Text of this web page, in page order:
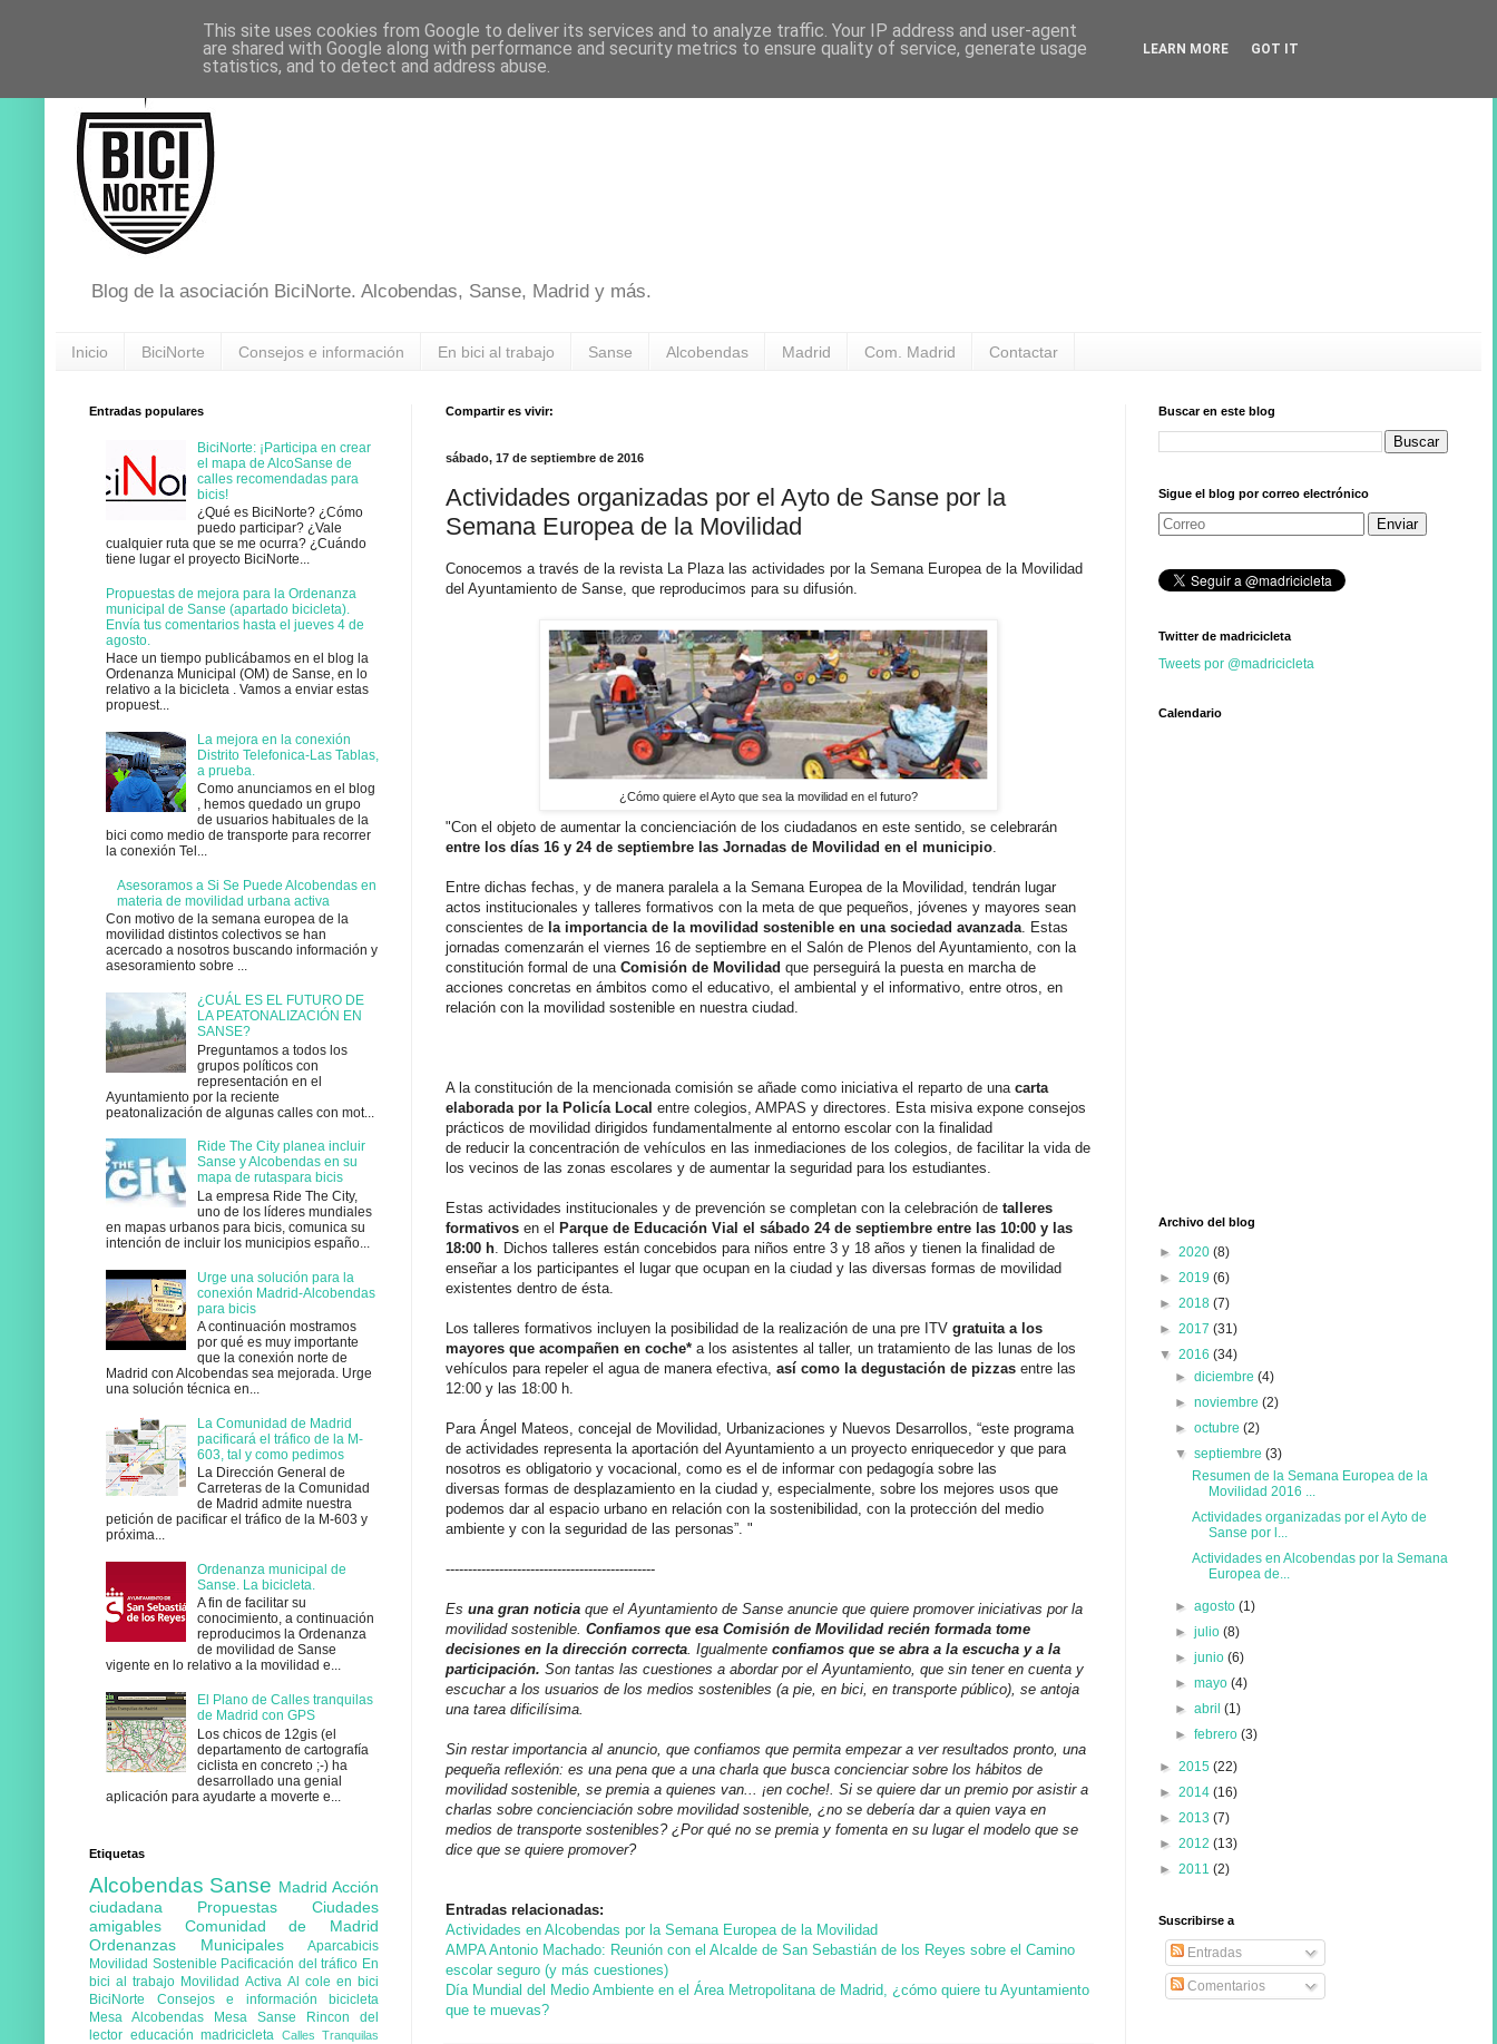
Blog de la asociación BiciNorte. Alcobendas, Sanse, Madrid y más.
Inicio BiciNorte Consejos e información En bici al trabajo Sanse Alcobendas Madrid Com. Madrid Contactar
Compartir es vivir:
sábado, 17 de septiembre de 2016
Actividades organizadas por el Ayto de Sanse por la
Semana Europea de la Movilidad
Conocemos a través de la revista La Plaza las actividades por la Semana Europea de la Movilidad
del Ayuntamiento de Sanse, que reproducimos para su difusión.
¿Cómo quiere el Ayto que sea la movilidad en el futuro?
"Con el objeto de aumentar la concienciación de los ciudadanos en este sentido, se celebrarán
entre los días 16 y 24 de septiembre las Jornadas de Movilidad en el municipio.
Entre dichas fechas, y de manera paralela a la Semana Europea de la Movilidad, tendrán lugar
actos institucionales y talleres formativos con la meta de que pequeños, jóvenes y mayores sean
conscientes de la importancia de la movilidad sostenible en una sociedad avanzada. Estas
jornadas comenzarán el viernes 16 de septiembre en el Salón de Plenos del Ayuntamiento, con la
constitución formal de una Comisión de Movilidad que perseguirá la puesta en marcha de
acciones concretas en ámbitos como el educativo, el ambiental y el informativo, entre otros, en
relación con la movilidad sostenible en nuestra ciudad.
A la constitución de la mencionada comisión se añade como iniciativa el reparto de una carta
elaborada por la Policía Local entre colegios, AMPAS y directores. Esta misiva expone consejos
prácticos de movilidad dirigidos fundamentalmente al entorno escolar con la finalidad
de reducir la concentración de vehículos en las inmediaciones de los colegios, de facilitar la vida de
los vecinos de las zonas escolares y de aumentar la seguridad para los estudiantes.
Estas actividades institucionales y de prevención se completan con la celebración de talleres
formativos en el Parque de Educación Vial el sábado 24 de septiembre entre las 10:00 y las
18:00 h. Dichos talleres están concebidos para niños entre 3 y 18 años y tienen la finalidad de
enseñar a los participantes el lugar que ocupan en la ciudad y las diversas formas de movilidad
existentes dentro de ésta.
Los talleres formativos incluyen la posibilidad de la realización de una pre ITV gratuita a los
mayores que acompañen en coche* a los asistentes al taller, un tratamiento de las lunas de los
vehículos para repeler el agua de manera efectiva, así como la degustación de pizzas entre las
12:00 y las 18:00 h.
Para Ángel Mateos, concejal de Movilidad, Urbanizaciones y Nuevos Desarrollos, “este programa
de actividades representa la aportación del Ayuntamiento a un proyecto enriquecedor y que para
nosotros es obligatorio y vocacional, como es el de informar con pedagogía sobre las
diversas formas de desplazamiento en la ciudad y, especialmente, sobre los mejores usos que
podemos dar al espacio urbano en relación con la sostenibilidad, con la protección del medio
ambiente y con la seguridad de las personas”. "
-----------------------------------------------
Es una gran noticia que el Ayuntamiento de Sanse anuncie que quiere promover iniciativas por la
movilidad sostenible. Confiamos que esa Comisión de Movilidad recién formada tome
decisiones en la dirección correcta. Igualmente confiamos que se abra a la escucha y a la
participación. Son tantas las cuestiones a abordar por el Ayuntamiento, que sin tener en cuenta y
escuchar a los usuarios de los medios sostenibles (a pie, en bici, en transporte público), se antoja
una tarea dificilísima.
Sin restar importancia al anuncio, que confiamos que permita empezar a ver resultados pronto, una
pequeña reflexión: es una pena que a una charla que busca concienciar sobre los hábitos de
movilidad sostenible, se premia a quienes van... ¡en coche!. Si se quiere dar un premio por asistir a
charlas sobre concienciación sobre movilidad sostenible, ¿no se debería dar a quien vaya en
medios de transporte sostenibles? ¿Por qué no se premia y fomenta en su lugar el modelo que se
dice que se quiere promover?
Entradas relacionadas:
Actividades en Alcobendas por la Semana Europea de la Movilidad
AMPA Antonio Machado: Reunión con el Alcalde de San Sebastián de los Reyes sobre el Camino
escolar seguro (y más cuestiones)
Día Mundial del Medio Ambiente en el Área Metropolitana de Madrid, ¿cómo quiere tu Ayuntamiento
que te muevas?
Entradas populares
BiciNorte: ¡Participa en crear
el mapa de AlcoSanse de
calles recomendadas para
bicis!
¿Qué es BiciNorte? ¿Cómo
puedo participar? ¿Vale
cualquier ruta que se me ocurra? ¿Cuándo
tiene lugar el proyecto BiciNorte...
Propuestas de mejora para la Ordenanza
municipal de Sanse (apartado bicicleta).
Envía tus comentarios hasta el jueves 4 de
agosto.
Hace un tiempo publicábamos en el blog la
Ordenanza Municipal (OM) de Sanse, en lo
relativo a la bicicleta . Vamos a enviar estas
propuest...
La mejora en la conexión
Distrito Telefonica-Las Tablas,
a prueba.
Como anunciamos en el blog
, hemos quedado un grupo
de usuarios habituales de la
bici como medio de transporte para recorrer
la conexión Tel...
Asesoramos a Si Se Puede Alcobendas en
materia de movilidad urbana activa
Con motivo de la semana europea de la
movilidad distintos colectivos se han
acercado a nosotros buscando información y
asesoramiento sobre ...
¿CUÁL ES EL FUTURO DE
LA PEATONALIZACIÓN EN
SANSE?
Preguntamos a todos los
grupos políticos con
representación en el
Ayuntamiento por la reciente
peatonalización de algunas calles con mot...
Ride The City planea incluir
Sanse y Alcobendas en su
mapa de rutaspara bicis
La empresa Ride The City,
uno de los líderes mundiales
en mapas urbanos para bicis, comunica su
intención de incluir los municipios españo...
Urge una solución para la
conexión Madrid-Alcobendas
para bicis
A continuación mostramos
por qué es muy importante
que la conexión norte de
Madrid con Alcobendas sea mejorada. Urge
una solución técnica en...
La Comunidad de Madrid
pacificará el tráfico de la M-
603, tal y como pedimos
La Dirección General de
Carreteras de la Comunidad
de Madrid admite nuestra
petición de pacificar el tráfico de la M-603 y
próxima...
Ordenanza municipal de
Sanse. La bicicleta.
A fin de facilitar su
conocimiento, a continuación
reproducimos la Ordenanza
de movilidad de Sanse
vigente en lo relativo a la movilidad e...
El Plano de Calles tranquilas
de Madrid con GPS
Los chicos de 12gis (el
departamento de cartografía
ciclista en concreto ;-) ha
desarrollado una genial
aplicación para ayudarte a moverte e...
Etiquetas
Alcobendas Sanse Madrid Acción
ciudadana
Propuestas
Ciudades
amigables
Comunidad de Madrid
Ordenanzas Municipales
Aparcabicis
Movilidad Sostenible Pacificación del tráfico En
bici al trabajo Movilidad Activa Al cole en bici
BiciNorte
Consejos e información
bicicleta
Mesa Alcobendas
Mesa Sanse
Rincon del
lector educación madricicleta Calles Tranquilas
Buscar en este blog
Sigue el blog por correo electrónico
Twitter de madricicleta
Tweets por @madricicleta
Calendario
Archivo del blog
► 2020 (8)
► 2019 (6)
► 2018 (7)
► 2017 (31)
▼ 2016 (34)
►diciembre(4)
►noviembre(2)
►octubre(2)
▼septiembre(3)
Resumen de la Semana Europea de la
Movilidad 2016 ...
Actividades organizadas por el Ayto de
Sanse por l...
Actividades en Alcobendas por la Semana
Europea de...
►agosto(1)
►julio(8)
►junio(6)
►mayo(4)
►abril(1)
►febrero(3)
► 2015 (22)
► 2014 (16)
► 2013 (7)
► 2012 (13)
► 2011 (2)
Suscribirse a
Entradas
Comentarios
This site uses cookies from Google to deliver its services and to analyze traffic. Your IP address and user-agent
are shared with Google along with performance and security metrics to ensure quality of service, generate usage
statistics, and to detect and address abuse.
LEARN MORE GOT IT